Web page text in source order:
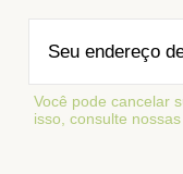
Você pode cancelar
isso, consulte